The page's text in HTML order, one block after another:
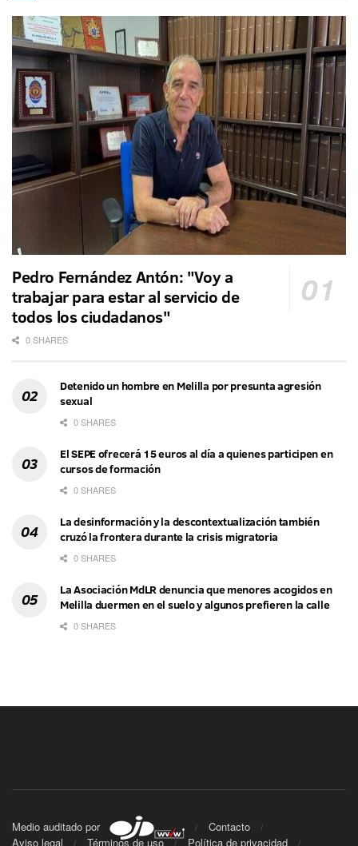
Pedro Fernández Antón: "Voy a
trabajar para estar al servicio de
todos los ciudadanos"
0 SHARES
Detenido un hombre en Melilla por presunta agresión
sexual
0 SHARES
El SEPE ofrecerá 15 euros al día a quienes participen en
cursos de formación
0 SHARES
La desinformación y la descontextualización también
cruzó la frontera durante la crisis migratoria
0 SHARES
La Asociación MdLR denuncia que menores acogidos en
Melilla duermen en el suelo y algunos prefieren la calle
0 SHARES
Medio auditado por
Contacto
Aviso legal
Términos de uso Política de privacidad